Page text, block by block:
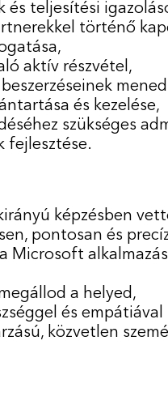
és teljesítési
történő
aktív részvétel,
és kezelése,
szükséges
fejlesztése.
képzésben
pontosan és
Microsoft
a helyed,
és empátiával
közvetlen